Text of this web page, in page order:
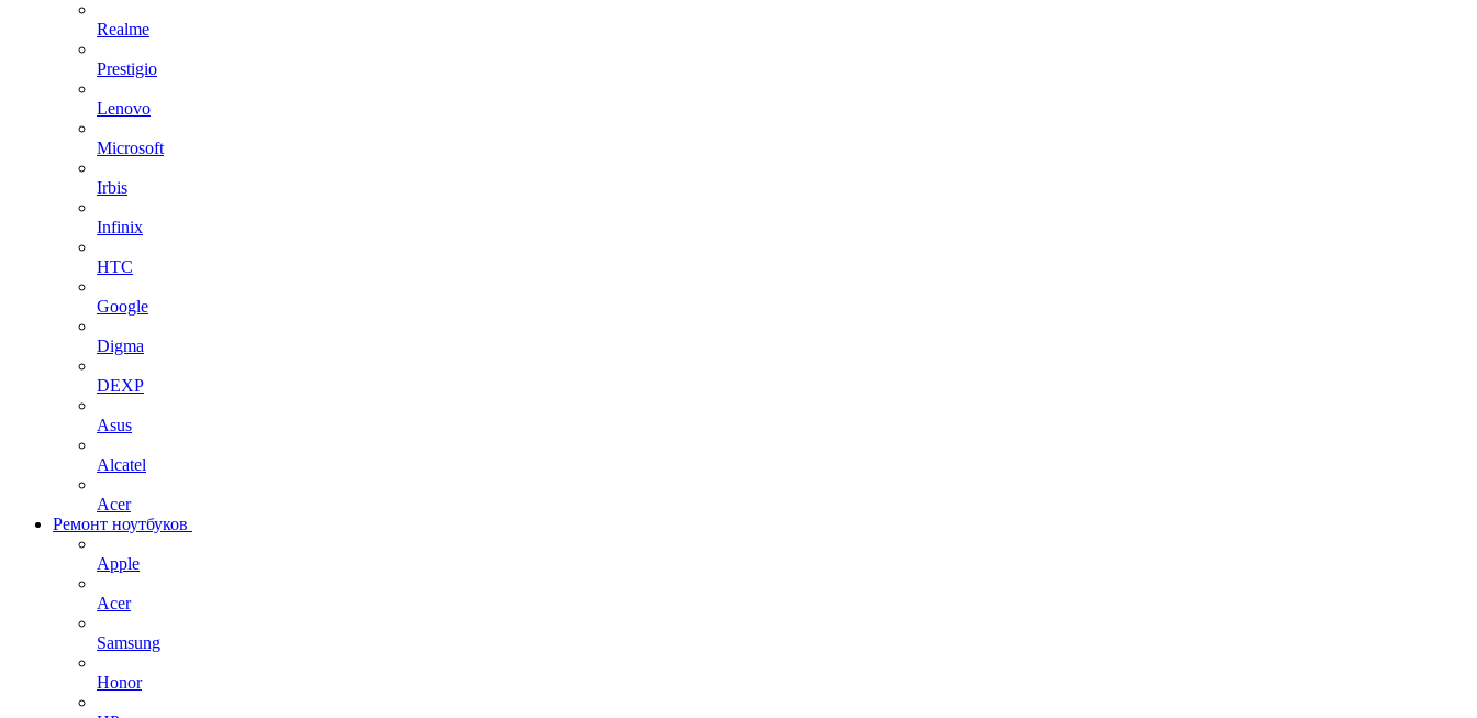
Realme
Prestigio
Lenovo
Microsoft
Irbis
Infinix
HTC
Google
Digma
DEXP
Asus
Alcatel
Acer
Ремонт ноутбуков
Apple
Acer
Samsung
Honor